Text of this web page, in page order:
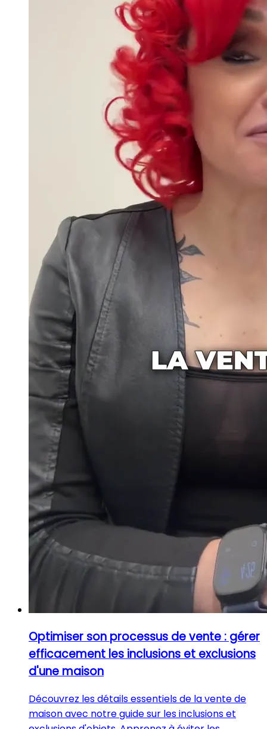
Optimiser son processus de vente : gérer
efficacement les inclusions et exclusions
d'une maison
Découvrez les détails essentiels de la vente de
maison avec notre guide sur les inclusions et